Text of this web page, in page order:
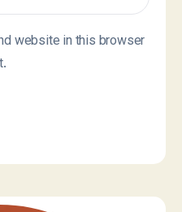
website in this browser